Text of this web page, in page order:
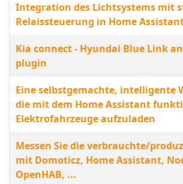
Integration des Lichtsystems mit
Relaissteuerung in Home
Kia connect - Hyundai Blue Link
plugin
Eine selbstgemachte, intelligente
die mit dem Home Assistant
Elektrofahrzeuge aufzuladen
Messen Sie die verbrauchte/
mit Domoticz, Home Assistant,
OpenHAB, ...